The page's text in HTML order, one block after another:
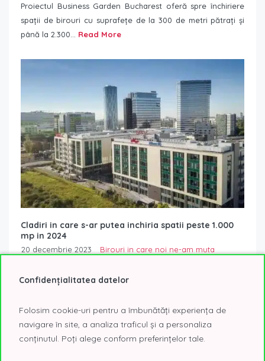
Proiectul Business Garden Bucharest oferă spre închiriere
spații de birouri cu suprafețe de la 300 de metri pătrați și
până la 2.300... Read More
Cladiri in care s-ar putea inchiria spatii peste 1.000
mp in 2024
20 decembrie 2023
Birouri in care noi ne-am muta
cladiri de birouri in Bucuresti, anul 2024 nu anunta livrarea
Confidențialitatea datelor
Folosim cookie-uri pentru a îmbunătăți experiența de
navigare în site, a analiza traficul și a personaliza
conținutul. Poți alege conform preferințelor tale.